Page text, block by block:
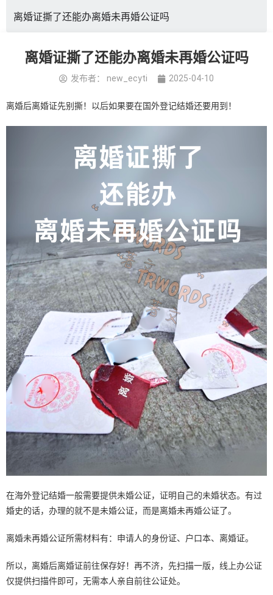
离婚证撕了还能办离婚未再婚公证吗
离婚证撕了还能办离婚未再婚公证吗
发布者： new_ecyti 2025-04-10
离婚后离婚证先别撕！以后如果要在国外登记结婚还要用到！
在海外登记结婚一般需要提供未婚公证，证明自己的未婚状态。有过
婚史的话，办理的就不是未婚公证，而是离婚未再婚公证了。
离婚未再婚公证所需材料有：申请人的身份证、户口本、离婚证。
所以，离婚后离婚证前往保存好！再不济，先扫描一版，线上办公证
仅提供扫描件即可，无需本人亲自前往公证处。